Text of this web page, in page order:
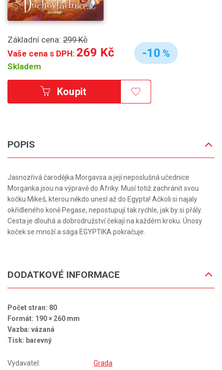
Základní cena: 299 Kč
Vaše cena s DPH: 269 Kč
Skladem
-10 %
Koupit
POPIS
Jasnozřivá čarodějka Morgavsa a její neposlušná učednice
Morganka jsou na výpravě do Afriky. Musí totiž zachránit svou
kočku Mikeš, kterou někdo unesl až do Egypta! Ačkoli si najaly
okřídleného koně Pegase, nepostupují tak rychle, jak by si přály.
Cesta je dlouhá a dobrodružství čekají na každém kroku. Únosy
koček se množí a sága EGYPTIKA pokračuje.
DODATKOVÉ INFORMACE
Počet stran: 80
Formát: 190 × 260 mm
Vazba: vázaná
Tisk: barevný
Vydavatel: Grada